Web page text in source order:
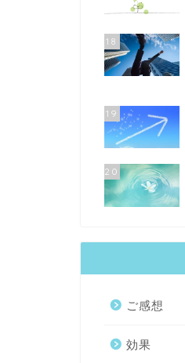
18
19
20
ご感想
効果